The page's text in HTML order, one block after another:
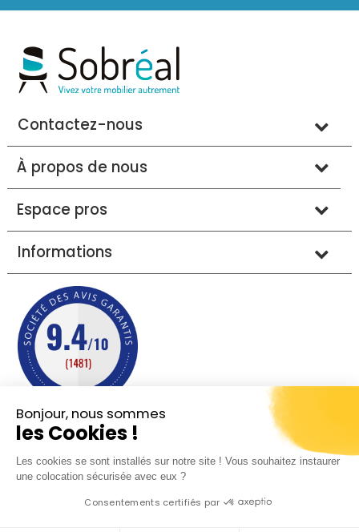
Bonjour, nous sommes
les Cookies !
Les cookies se sont installés sur notre site ! Vous souhaitez instaurer
une colocation sécurisée avec eux ?
Consentements certifiés par
Contactez-nous
À propos de nous
Espace pros
Informations
Mentions légales
Conditions générales de vente
Protection des données
Plan du site
© 2013 - 2026 - Sobreal tous droits réservés